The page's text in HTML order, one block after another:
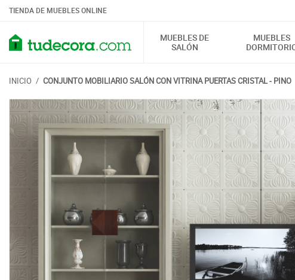
TIENDA DE MUEBLES ONLINE
MUEBLES DE
SALÓN
MUEBLES
INICIO / CONJUNTO MOBILIARIO SALÓN CON VITRINA PUERTAS CRISTAL - PINO